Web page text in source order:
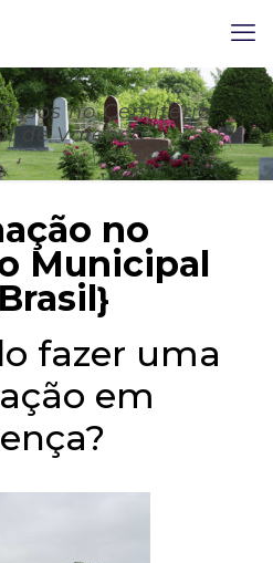
no Cemitério
de Valença
no
Municipal
}
fazer uma
em